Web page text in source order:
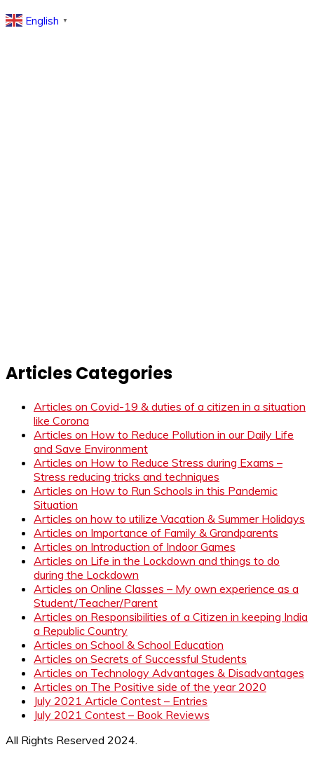
English ▼
Articles Categories
Articles on Covid-19 & duties of a citizen in a situation
like Corona
Articles on How to Reduce Pollution in our Daily Life
and Save Environment
Articles on How to Reduce Stress during Exams –
Stress reducing tricks and techniques
Articles on How to Run Schools in this Pandemic
Situation
Articles on how to utilize Vacation & Summer Holidays
Articles on Importance of Family & Grandparents
Articles on Introduction of Indoor Games
Articles on Life in the Lockdown and things to do
during the Lockdown
Articles on Online Classes – My own experience as a
Student/Teacher/Parent
Articles on Responsibilities of a Citizen in keeping India
a Republic Country
Articles on School & School Education
Articles on Secrets of Successful Students
Articles on Technology Advantages & Disadvantages
Articles on The Positive side of the year 2020
July 2021 Article Contest – Entries
July 2021 Contest – Book Reviews
All Rights Reserved 2024.